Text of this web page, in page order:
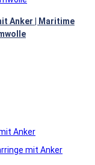
Anker | Maritime